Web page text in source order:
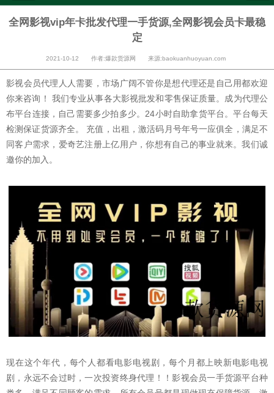
全网影视vip年卡批发代理一手货源,全网影视会员卡最稳
定
2021-10-12 作者:爆款货源网 来源:baokuanhuoyuan.com
影视会员代理人人需要，市场广阔不管你是想代理还是自己用都欢迎
你来咨询！ 我们专业从事各大影视批发和零售保证质量。成为代理公
布平台连接，自己需要多少拍多少。24小时自助拿货平台。平台每天
检测保证货源齐全。 充值，出租，激活码月号年号一应俱全，满足不
同客户需求，爱奇艺注册上亿用户，你想有自己的事业就来。我们诚
邀你的加入。
现在这个年代，每个人都看电影电视剧，每个月都上映新电影电视
剧，永远不会过时，一次投资终身代理！！影视会员一手货源平台种